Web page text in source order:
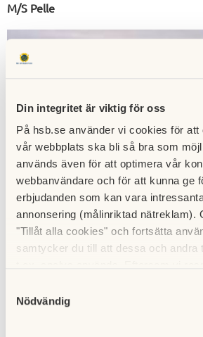
Din integritet är viktig för oss
På hsb.se använder vi cookies för att
vår webbplats ska bli så bra som
används även för att optimera vår
webbanvändare och för att kunna ge
erbjudanden som kan vara
annonsering (målinriktad nätreklam).
"Tillåt alla cookies" och fortsätta
samtycker du till att dessa och andra
cookies och välja att endast tillåta ett
Nödvändig
M/S Pelle
Då är det dags för oss att ge oss ut på
Lördagen den 11/4 samlas vi kl. 8.45
Anmälan görs till Bertil Andersson